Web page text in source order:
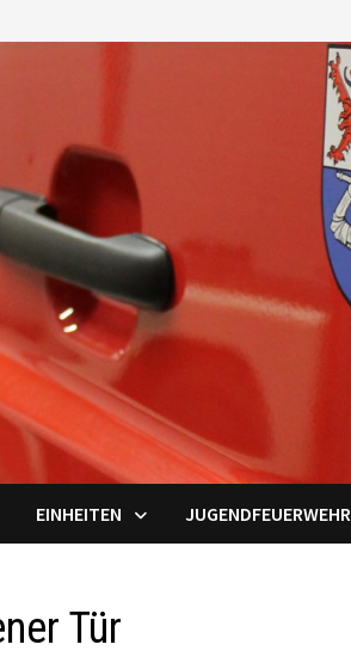
EINHEITEN JUGENDFEUERWEHR
Tür